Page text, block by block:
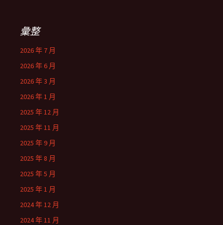
彙整
2026 年 7 月
2026 年 6 月
2026 年 3 月
2026 年 1 月
2025 年 12 月
2025 年 11 月
2025 年 9 月
2025 年 8 月
2025 年 5 月
2025 年 1 月
2024 年 12 月
2024 年 11 月